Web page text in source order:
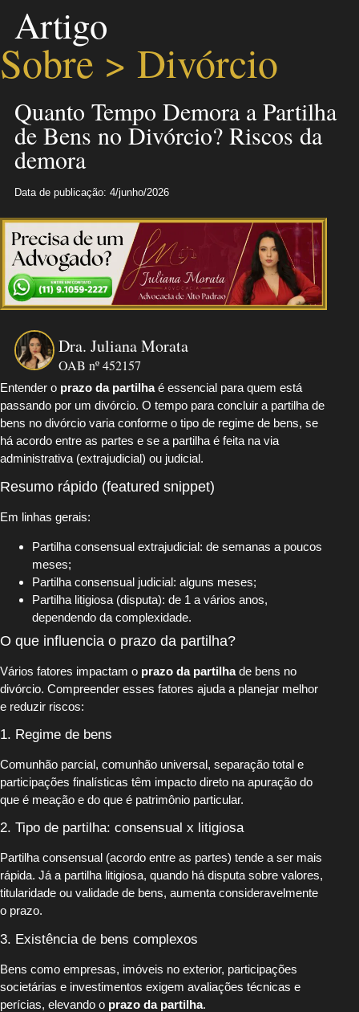
Artigo
Sobre > Divórcio
Quanto Tempo Demora a Partilha
de Bens no Divórcio? Riscos da
demora
Data de publicação: 4/junho/2026
Dra. Juliana Morata
OAB nº 452157
Entender o prazo da partilhaé essencial para quem está
passando por um divórcio. O tempo para concluir a partilha de
bens no divórcio varia conforme o tipo de regime de bens, se
há acordo entre as partes e se a partilha é feita na via
administrativa (extrajudicial) ou judicial.
Resumo rápido (featured snippet)
Em linhas gerais:
Partilha consensual extrajudicial: de semanas a poucos
meses;
Partilha consensual judicial: alguns meses;
Partilha litigiosa (disputa): de 1 a vários anos,
dependendo da complexidade.
O que influencia o prazo da partilha?
Vários fatores impactam o prazo da partilhade bens no
divórcio. Compreender esses fatores ajuda a planejar melhor
e reduzir riscos:
1. Regime de bens
Comunhão parcial, comunhão universal, separação total e
participações finalísticas têm impacto direto na apuração do
que é meação e do que é patrimônio particular.
2. Tipo de partilha: consensual x litigiosa
Partilha consensual (acordo entre as partes) tende a ser mais
rápida. Já a partilha litigiosa, quando há disputa sobre valores,
titularidade ou validade de bens, aumenta consideravelmente
o prazo.
3. Existência de bens complexos
Bens como empresas, imóveis no exterior, participações
societárias e investimentos exigem avaliações técnicas e
perícias, elevando o prazo da partilha.